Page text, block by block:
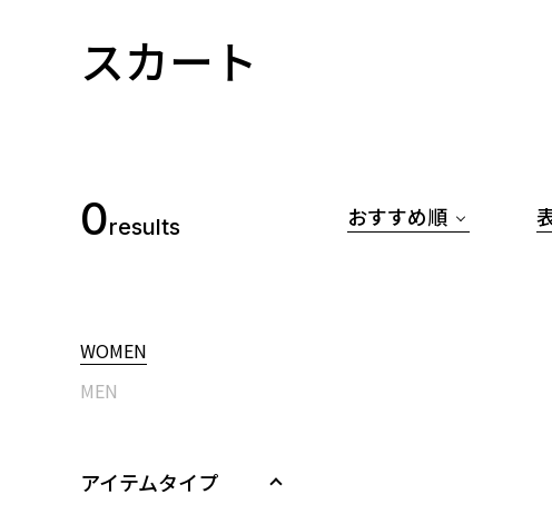
スカート
0results
WOMEN
MEN
アイテムタイプ
おすすめ順